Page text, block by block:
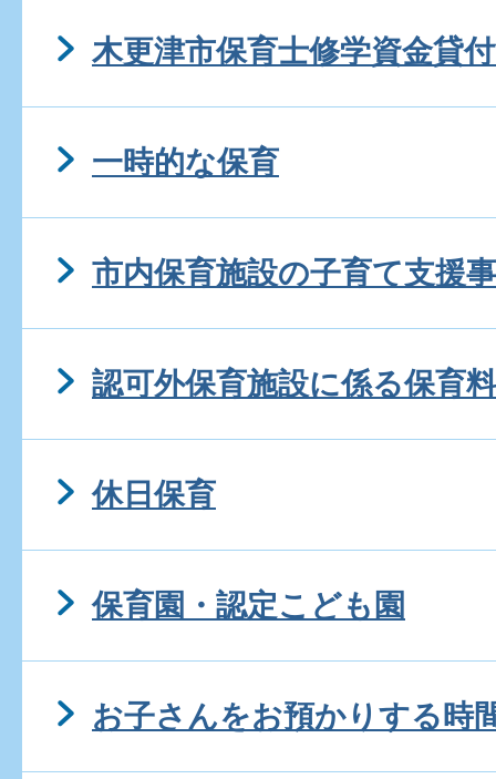
木更津市保育士修学資金貸
一時的な保育
市内保育施設の子育て支援
認可外保育施設に係る保育
休日保育
保育園・認定こども園
お子さんをお預かりする時